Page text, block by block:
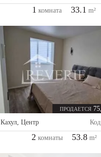
1 комната 33.1 m²
ПРОДАЕТСЯ
Кахул,Центр
2 комнаты 53.8m²